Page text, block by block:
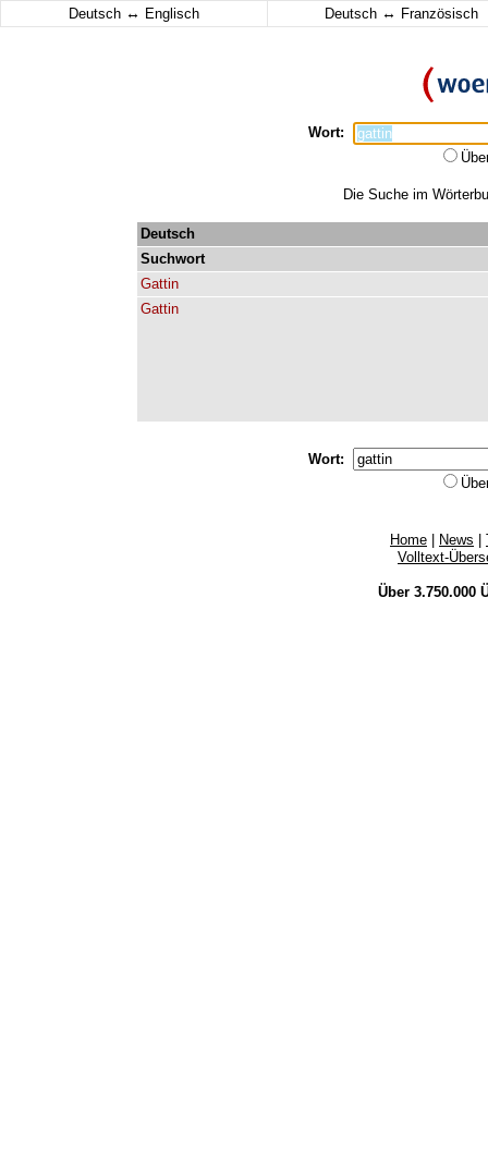
Deutsch ↔ Englisch Deutsch ↔ Französisch
Wort:
Die Suche im
Deutsch
Suchwort
Gattin
Gattin
Wort:
Home News
Volltext-
Über 3.750.000